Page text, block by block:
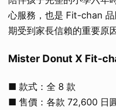
心服務，也是 Fit-chan
期受到家長信賴的重要原因
Mister Donut X Fit-
■ 款式：全 8 款
■ 售價：各款 72,600 日